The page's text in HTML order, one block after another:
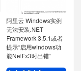
阿里云 Windows实例
无法安装.NET
Framework 3.5.1或者
提示“启用windows功
能NetFx3时出错”